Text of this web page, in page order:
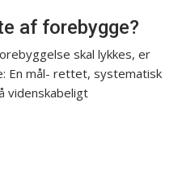
af forebygge?
skal lykkes, er
En mål- rettet, systematisk
videnskabeligt